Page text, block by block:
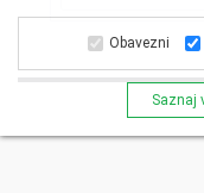
Obavezni
Saznaj